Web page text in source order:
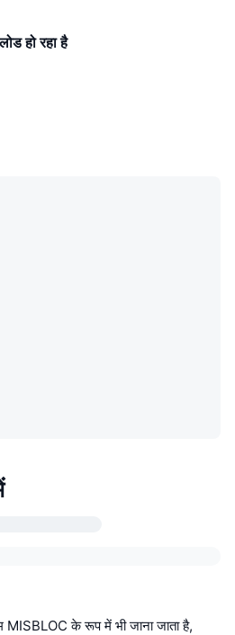
लोड हो रहा है
MISBLOC के रूप में भी जाना जाता है,